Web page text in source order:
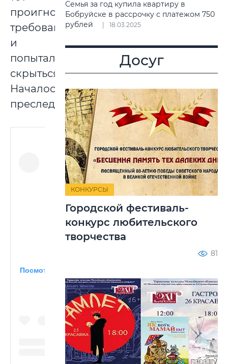
проигнорировал
требование
и
попытался
скрыться.
Началось
преследование.
Посмотреть эту публикацию в Instagram
Семья за год купила квартиру в
Бобруйске в рассрочку с платежом 750
рублей
18.03.2025
Досуг
КОНКУРСЫ
Городской фестиваль-
конкурс любительского
творчества
81